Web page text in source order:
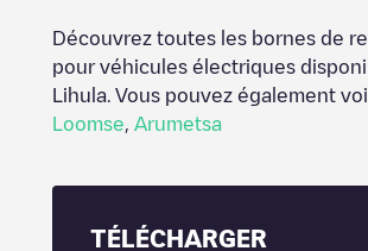
Découvrez toutes les bornes de
pour véhicules électriques
Lihula . Vous pouvez également
Loomse
Arumetsa
TÉLÉCHARGER